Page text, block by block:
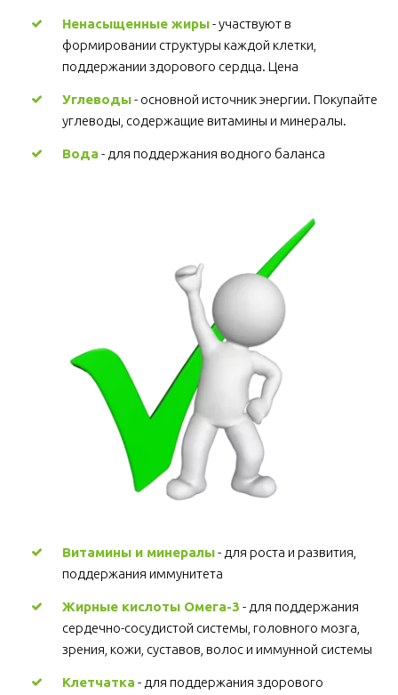
Ненасыщенные жиры - участвуют в
формировании структуры каждой клетки,
поддержании здорового сердца. Цена
Углеводы - основной источник энергии. Покупайте
углеводы, содержащие витамины и минералы.
Вода - для поддержания водного баланса
Витамины и минералы - для роста и развития,
поддержания иммунитета
Жирные кислоты Омега-3 - для поддержания
сердечно-сосудистой системы, головного мозга,
зрения, кожи, суставов, волос и иммунной системы
Клетчатка - для поддержания здорового